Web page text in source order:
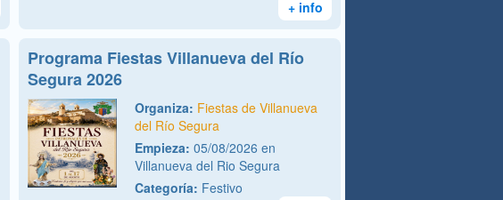
+ info
Programa Fiestas Villanueva del Río
Segura 2026
Organiza: Fiestas de Villanueva
del Río Segura
Empieza: 05/08/2026 en
Villanueva del Rio Segura
Categoría: Festivo